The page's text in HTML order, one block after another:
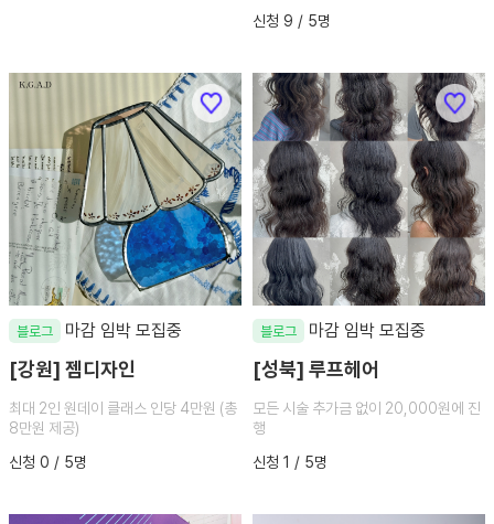
신청 9 / 5명
블로그 마감 임박 모집중
[강원] 젬디자인
최대 2인 원데이 클래스 인당 4만원 (총
8만원 제공)
신청 0 / 5명
블로그 마감 임박 모집중
[성북] 루프헤어
모든 시술 추가금 없이 20,000원에 진
행
신청 1 / 5명